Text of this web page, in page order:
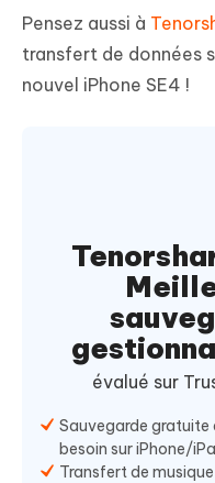
Pensez aussi à
transfert de données
nouvel iPhone SE4 !
évalué sur
Sauvegarde
besoin sur iPhone/
Transfert de